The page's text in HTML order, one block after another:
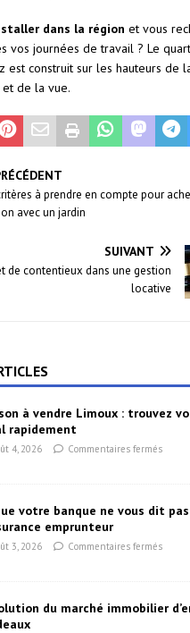
dans la région et vous
vos journées de travail ? Le
est construit sur les hauteurs de
de la vue.
à prendre en compte pour
avec un jardin
SUIVANT
de contentieux dans une gestion
locative
à vendre Limoux : trouvez
rapidement
4, 2026 Commentaires fermés
votre banque ne vous dit
emprunteur
3, 2026 Commentaires fermés
du marché immobilier